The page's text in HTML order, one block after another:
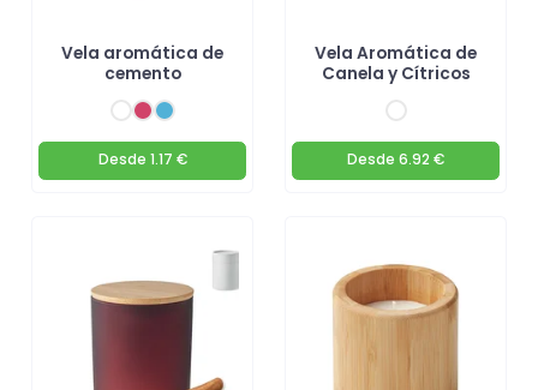
Vela aromática de
cemento
Desde 1.17 €
Vela Aromática de
Canela y Cítricos
Desde 6.92 €